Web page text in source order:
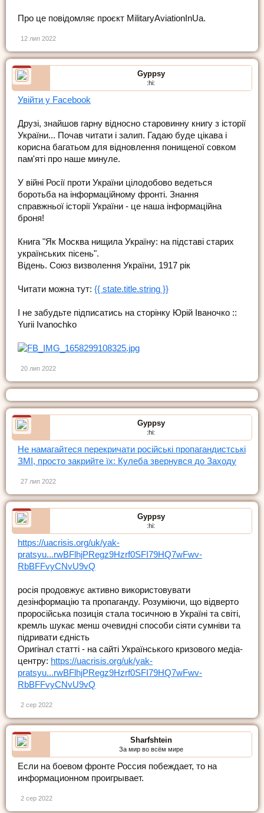
Про це повідомляє проєкт MilitaryAviationInUa.
12 лип 2022
Gyppsy
:hi:
Увійти у Facebook
Друзі, знайшов гарну відносно старовинну книгу з історії
України... Почав читати і залип. Гадаю буде цікава і
корисна багатьом для відновлення понищеної совком
пам'яті про наше минуле.
У війні Росії проти України цілодобово ведеться
боротьба на інформаційному фронті. Знання
справжньої історії України - це наша інформаційна
броня!
Книга "Як Москва нищила Україну: на підставі старих
українських пісень".
Відень. Союз визволення України, 1917 рік
Читати можна тут: {{ state.title.string }}
І не забудьте підписатись на сторінку Юрій Іваночко ::
Yurii Ivanochko
20 лип 2022
Gyppsy
:hi:
Не намагайтеся перекричати російські пропагандистські
ЗМІ, просто закрийте їх: Кулеба звернувся до Заходу
27 лип 2022
Gyppsy
:hi:
https://uacrisis.org/uk/yak-
pratsyu...rwBFlhjPRegz9Hzrf0SFI79HQ7wFwv-
RbBFFvyCNvU9vQ
росія продовжує активно використовувати
дезінформацію та пропаганду. Розуміючи, що відверто
проросійська позиція стала тосичною в Україні та світі,
кремль шукає менш очевидні способи сіяти сумніви та
підривати єдність
Оригінал статті - на сайті Українського кризового медіа-
центру: https://uacrisis.org/uk/yak-
pratsyu...rwBFlhjPRegz9Hzrf0SFI79HQ7wFwv-
RbBFFvyCNvU9vQ
2 сер 2022
Sharfshtein
За мир во всём мире
Если на боевом фронте Россия побеждает, то на
информационном проигрывает.
2 сер 2022